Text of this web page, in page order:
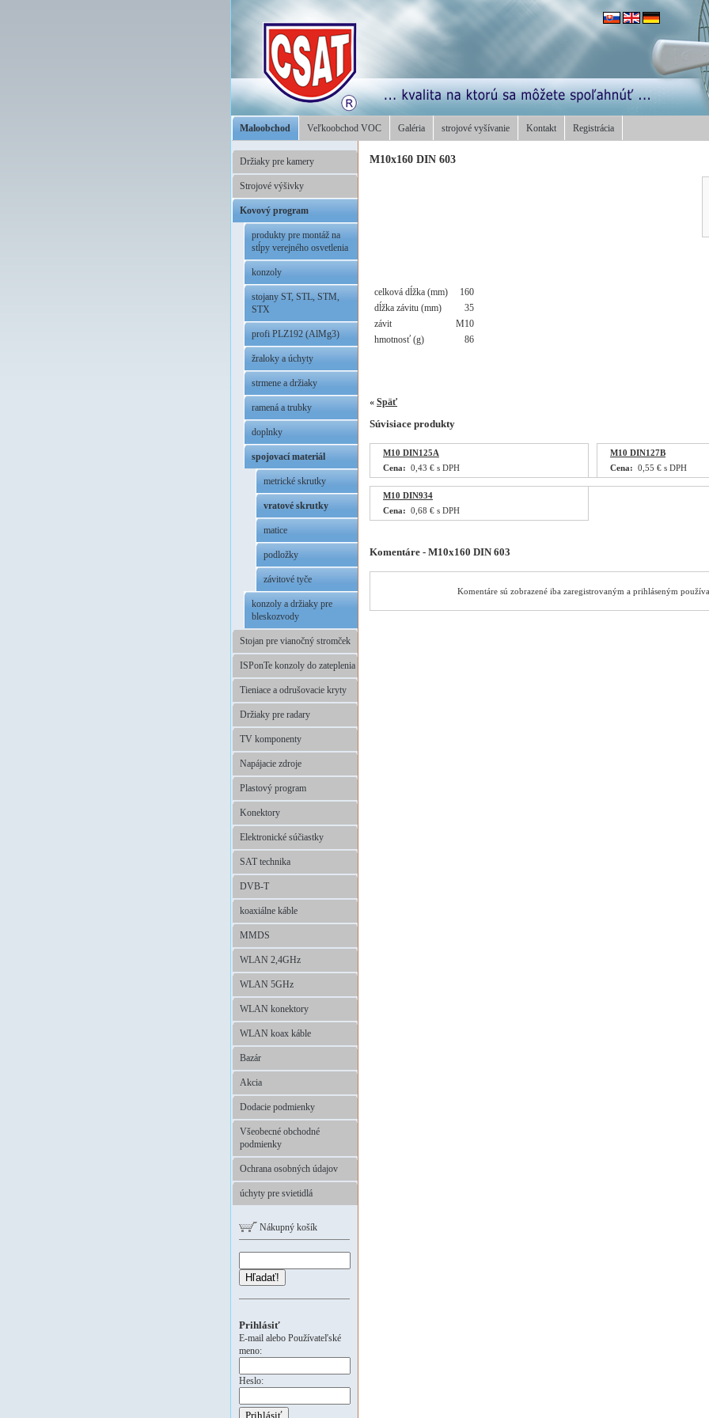
Maloobchod Veľkoobchod VOC Galéria strojové vyšívanie Kontakt Registrácia
Držiaky pre kamery
Strojové výšivky
Kovový program
produkty pre montáž na
stĺpy verejného osvetlenia
konzoly
stojany ST, STL, STM,
STX
profi PLZ192 (AlMg3)
žraloky a úchyty
strmene a držiaky
ramená a trubky
doplnky
spojovací materiál
metrické skrutky
vratové skrutky
matice
podložky
závitové tyče
konzoly a držiaky pre
bleskozvody
Stojan pre vianočný stromček
ISPonTe konzoly do zateplenia
Tieniace a odrušovacie kryty
Držiaky pre radary
TV komponenty
Napájacie zdroje
Plastový program
Konektory
Elektronické súčiastky
SAT technika
DVB-T
koaxiálne káble
MMDS
WLAN 2,4GHz
WLAN 5GHz
WLAN konektory
WLAN koax káble
Bazár
Akcia
Dodacie podmienky
Všeobecné obchodné
podmienky
Ochrana osobných údajov
úchyty pre svietidlá
Nákupný košík
Hľadať!
Prihlásiť
E-mail alebo Používateľské
meno:
Heslo:
M10x160 DIN 603
celková dĺžka (mm)
160
dĺžka závitu (mm)
35
závit
M10
hmotnosť (g)
86
« Späť
Súvisiace produkty
M10 DIN125A
Cena: 0,43 € s DPH
M10 DIN127B
Cena: 0,55 € s DPH
M10 DIN934
Cena: 0,68 € s DPH
Komentáre - M10x160 DIN 603
Komentáre sú zobrazené iba zaregistrovaným a prihláseným